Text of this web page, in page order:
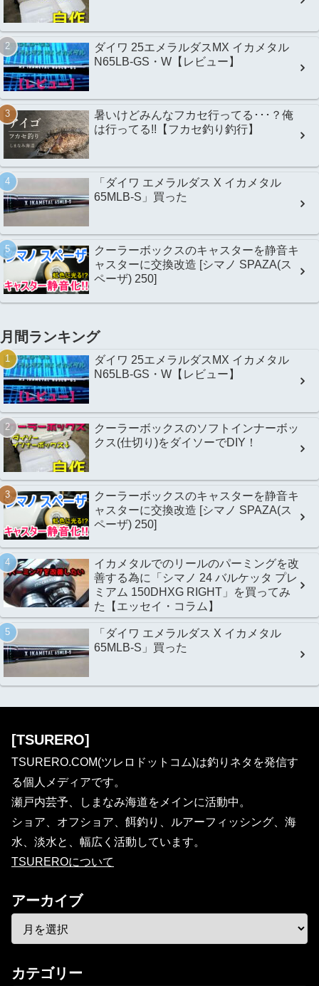
ダイワ 25エメラルダスMX イカメタル
N65LB-GS・W【レビュー】
暑いけどみんなフカセ行ってる･･･？俺
は行ってる!!【フカセ釣り釣行】
「ダイワ エメラルダス X イカメタル
65MLB-S」買った
クーラーボックスのキャスターを静音キ
ャスターに交換改造 [シマノ SPAZA(ス
ペーザ) 250]
月間ランキング
ダイワ 25エメラルダスMX イカメタル
N65LB-GS・W【レビュー】
クーラーボックスのソフトインナーボッ
クス(仕切り)をダイソーでDIY！
クーラーボックスのキャスターを静音キ
ャスターに交換改造 [シマノ SPAZA(ス
ペーザ) 250]
イカメタルでのリールのパーミングを改
善する為に「シマノ 24 バルケッタ プレ
ミアム 150DHXG RIGHT」を買ってみ
た【エッセイ・コラム】
「ダイワ エメラルダス X イカメタル
65MLB-S」買った
[TSURERO]
TSURERO.COM(ツレロドットコム)は釣りネタを発信す
る個人メディアです。
瀬戸内芸予、しまなみ海道をメインに活動中。
ショア、オフショア、餌釣り、ルアーフィッシング、海
水、淡水と、幅広く活動しています。
TSUREROについて
アーカイブ
カテゴリー